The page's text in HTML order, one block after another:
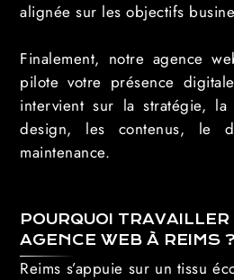
alignée sur les objectifs
Finalement, notre agence
pilote votre présence
intervient sur la stratégie,
design, les contenus, le
maintenance.
POURQUOI
AGENCE WEB À REIMS ?
Reims s’appuie sur un tissu